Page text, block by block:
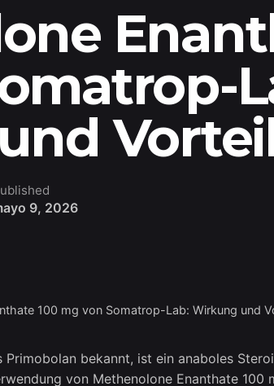
9, 2026
100 mg von Somatrop-Lab: Wirkung und
Primobolan bekannt, ist ein anaboles
von Methenolone Enanthate